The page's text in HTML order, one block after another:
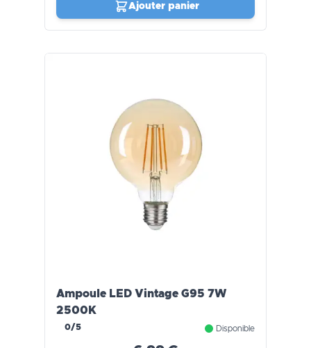
Ajouter panier
Ampoule LED Vintage G95 7W
2500K
0/5 Disponible